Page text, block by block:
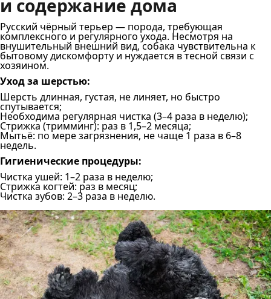
и содержание дома
Русский чёрный терьер — порода, требующая
комплексного и регулярного ухода. Несмотря на
внушительный внешний вид, собака чувствительна к
бытовому дискомфорту и нуждается в тесной связи с
хозяином.
Уход за шерстью:
Шерсть длинная, густая, не линяет, но быстро
спутывается;
Необходима регулярная чистка (3–4 раза в неделю);
Стрижка (тримминг): раз в 1,5–2 месяца;
Мытьё: по мере загрязнения, не чаще 1 раза в 6–8
недель.
Гигиенические процедуры:
Чистка ушей: 1–2 раза в неделю;
Стрижка когтей: раз в месяц;
Чистка зубов: 2–3 раза в неделю.